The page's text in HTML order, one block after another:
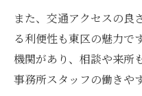
また、交通アクセスの良
る利便性も東区の魅力で
機関があり、相談や来所
事務所スタッフの働きや